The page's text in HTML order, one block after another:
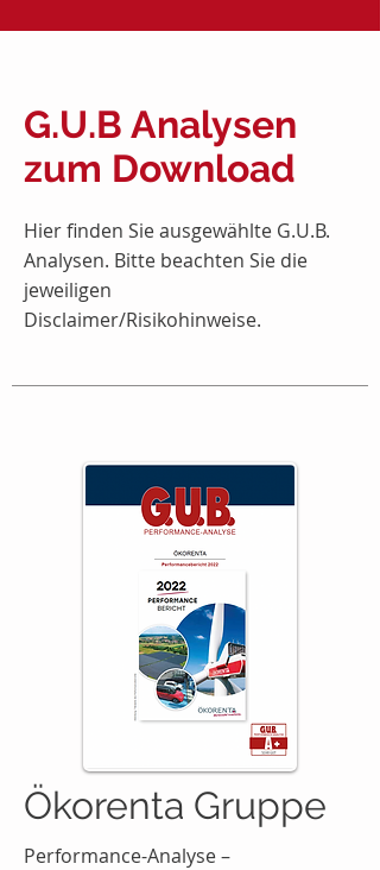
G.U.B Analysen
zum Download
Hier finden Sie ausgewählte G.U.B.
Analysen. Bitte beachten Sie die
jeweiligen
Disclaimer/Risikohinweise.
Ökorenta Gruppe
Performance-Analyse –